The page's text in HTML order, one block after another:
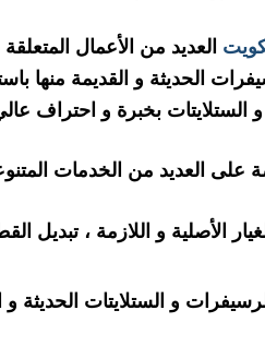
العديد من الأعمال
الحديثة و القديمة منها
الستلايتات بخبرة و احتراف
على العديد من الخدمات
الأصلية و اللازمة ، تبديل
و الستلايتات